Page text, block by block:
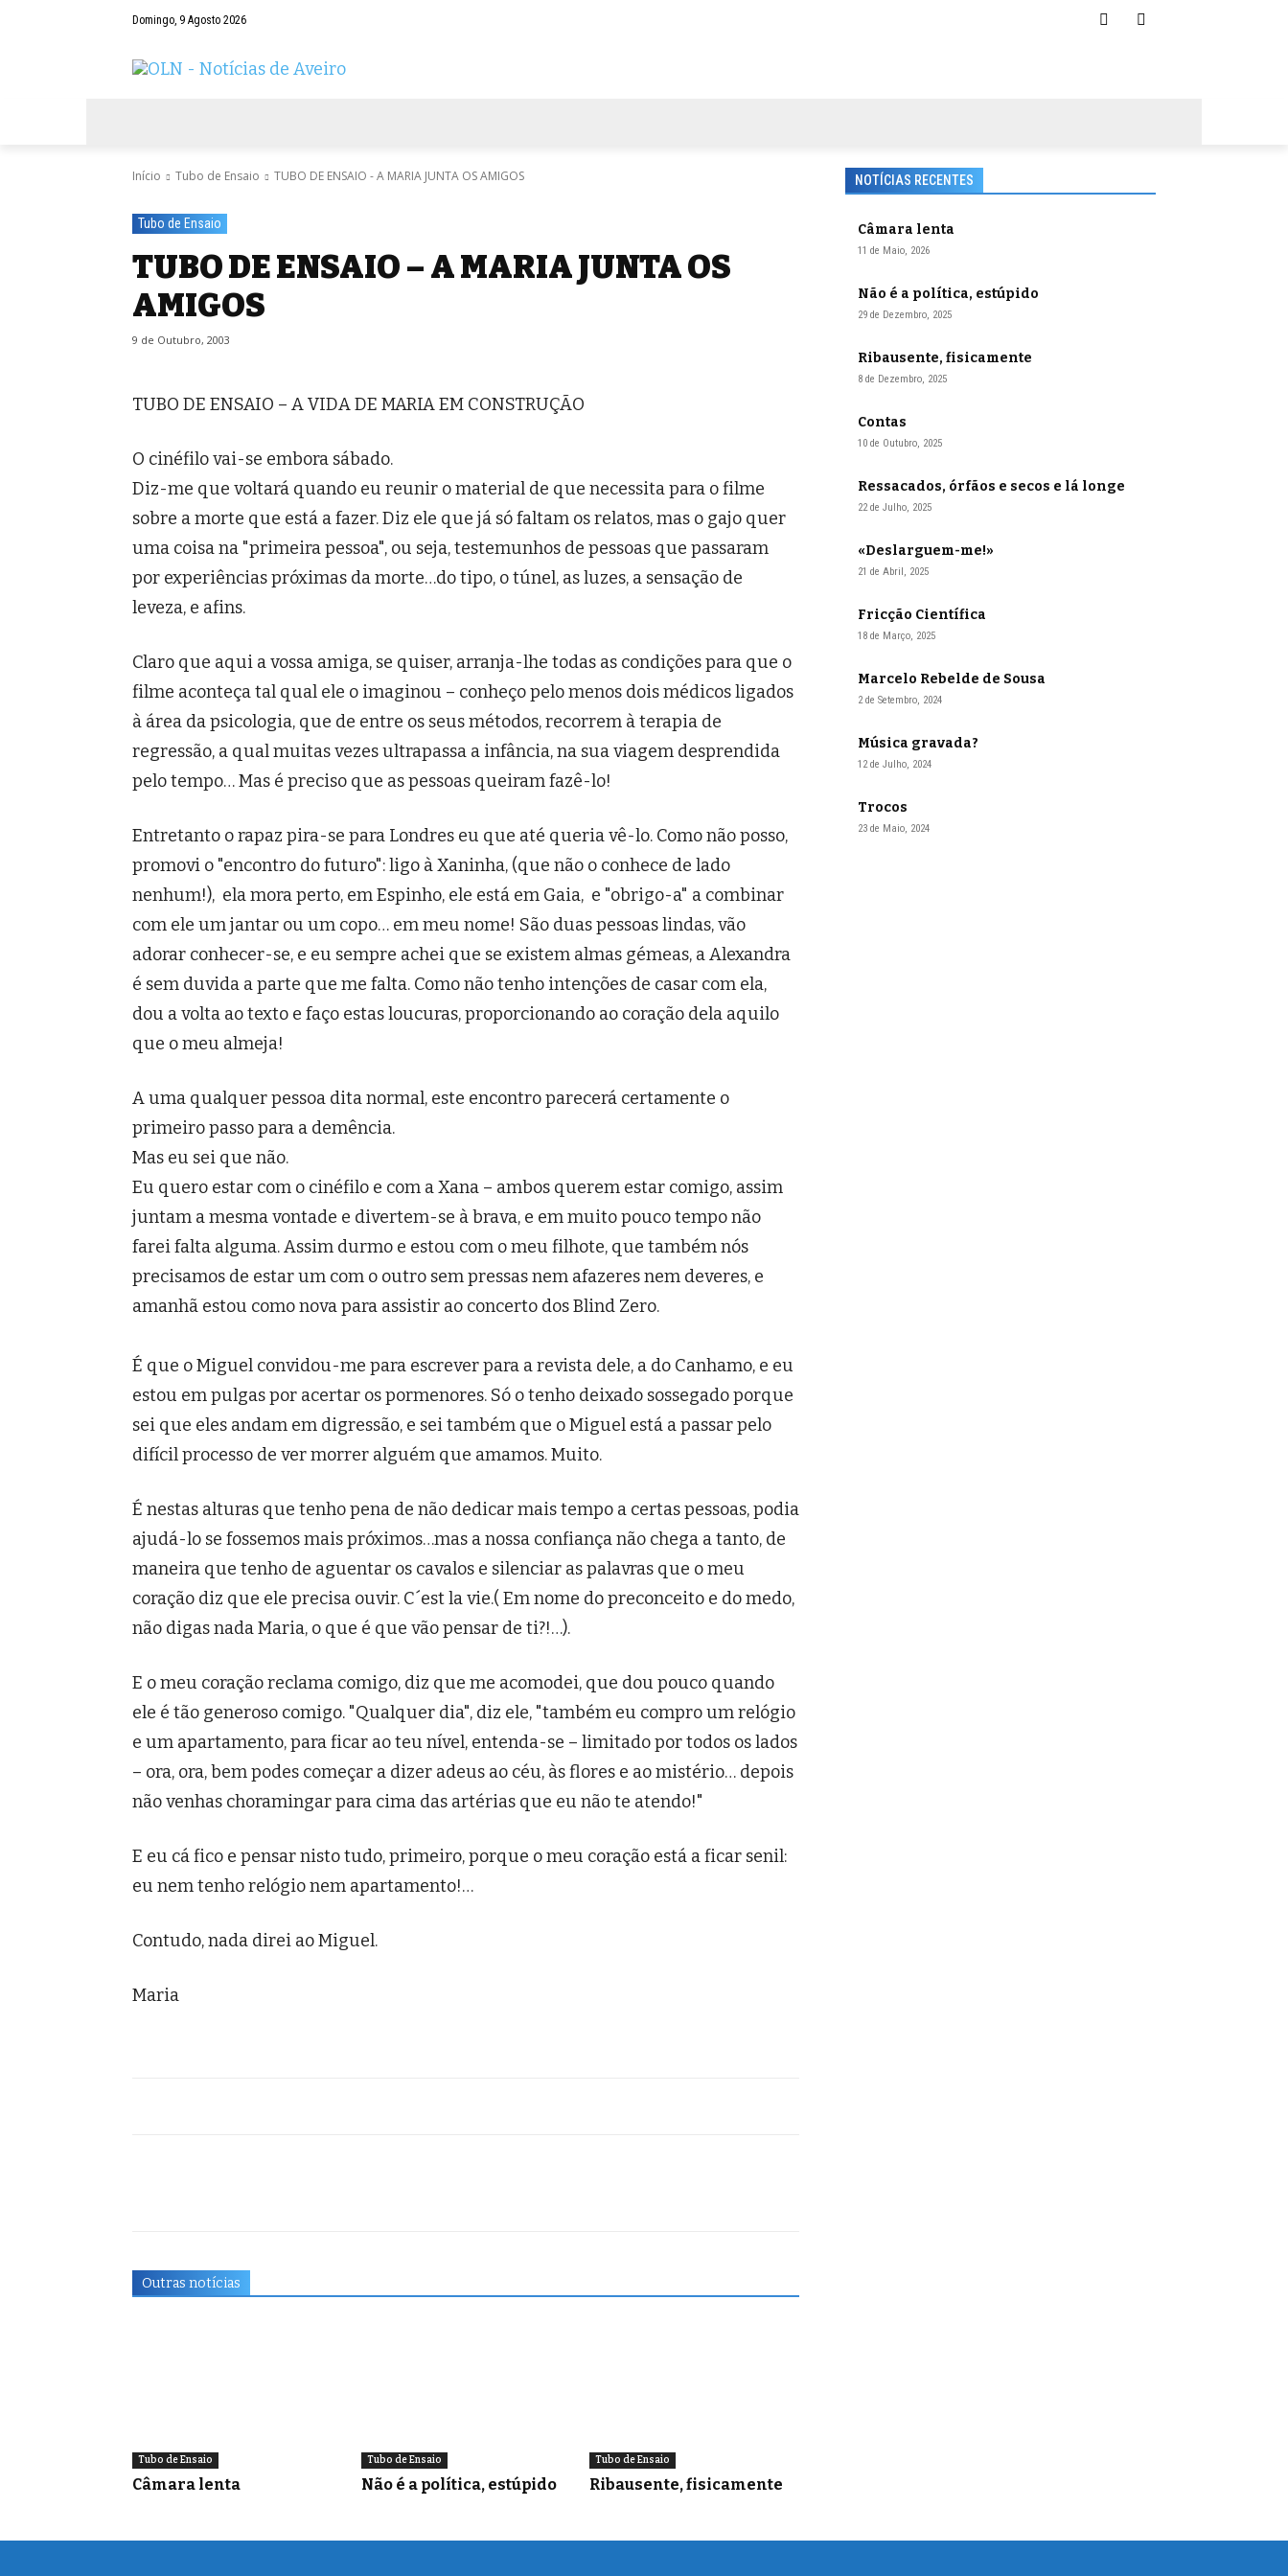
Domingo, 9 Agosto 2026
Início Tubo de Ensaio TUBO DE ENSAIO - A MARIA JUNTA OS AMIGOS
Tubo de Ensaio
TUBO DE ENSAIO – A MARIA JUNTA OS
AMIGOS
9 de Outubro, 2003
TUBO DE ENSAIO – A VIDA DE MARIA EM CONSTRUÇÃO
O cinéfilo vai-se embora sábado.
Diz-me que voltará quando eu reunir o material de que necessita para o filme
sobre a morte que está a fazer. Diz ele que já só faltam os relatos, mas o gajo quer
uma coisa na "primeira pessoa", ou seja, testemunhos de pessoas que passaram
por experiências próximas da morte…do tipo, o túnel, as luzes, a sensação de
leveza, e afins.
Claro que aqui a vossa amiga, se quiser, arranja-lhe todas as condições para que o
filme aconteça tal qual ele o imaginou – conheço pelo menos dois médicos ligados
à área da psicologia, que de entre os seus métodos, recorrem à terapia de
regressão, a qual muitas vezes ultrapassa a infância, na sua viagem desprendida
pelo tempo… Mas é preciso que as pessoas queiram fazê-lo!
Entretanto o rapaz pira-se para Londres eu que até queria vê-lo. Como não posso,
promovi o "encontro do futuro": ligo à Xaninha, (que não o conhece de lado
nenhum!), ela mora perto, em Espinho, ele está em Gaia, e "obrigo-a" a combinar
com ele um jantar ou um copo… em meu nome! São duas pessoas lindas, vão
adorar conhecer-se, e eu sempre achei que se existem almas gémeas, a Alexandra
é sem duvida a parte que me falta. Como não tenho intenções de casar com ela,
dou a volta ao texto e faço estas loucuras, proporcionando ao coração dela aquilo
que o meu almeja!
A uma qualquer pessoa dita normal, este encontro parecerá certamente o
primeiro passo para a demência.
Mas eu sei que não.
Eu quero estar com o cinéfilo e com a Xana – ambos querem estar comigo, assim
juntam a mesma vontade e divertem-se à brava, e em muito pouco tempo não
farei falta alguma. Assim durmo e estou com o meu filhote, que também nós
precisamos de estar um com o outro sem pressas nem afazeres nem deveres, e
amanhã estou como nova para assistir ao concerto dos Blind Zero.
É que o Miguel convidou-me para escrever para a revista dele, a do Canhamo, e eu
estou em pulgas por acertar os pormenores. Só o tenho deixado sossegado porque
sei que eles andam em digressão, e sei também que o Miguel está a passar pelo
difícil processo de ver morrer alguém que amamos. Muito.
É nestas alturas que tenho pena de não dedicar mais tempo a certas pessoas, podia
ajudá-lo se fossemos mais próximos…mas a nossa confiança não chega a tanto, de
maneira que tenho de aguentar os cavalos e silenciar as palavras que o meu
coração diz que ele precisa ouvir. C´est la vie.( Em nome do preconceito e do medo,
não digas nada Maria, o que é que vão pensar de ti?!…).
E o meu coração reclama comigo, diz que me acomodei, que dou pouco quando
ele é tão generoso comigo. "Qualquer dia", diz ele, "também eu compro um relógio
e um apartamento, para ficar ao teu nível, entenda-se – limitado por todos os lados
– ora, ora, bem podes começar a dizer adeus ao céu, às flores e ao mistério… depois
não venhas choramingar para cima das artérias que eu não te atendo!"
E eu cá fico e pensar nisto tudo, primeiro, porque o meu coração está a ficar senil:
eu nem tenho relógio nem apartamento!…
Contudo, nada direi ao Miguel.
Maria
Outras notícias
Tubo de Ensaio
Câmara lenta
Tubo de Ensaio
Não é a política, estúpido
Tubo de Ensaio
Ribausente, fisicamente
NOTÍCIAS RECENTES
Câmara lenta
11 de Maio, 2026
Não é a política, estúpido
29 de Dezembro, 2025
Ribausente, fisicamente
8 de Dezembro, 2025
Contas
10 de Outubro, 2025
Ressacados, órfãos e secos e lá longe
22 de Julho, 2025
«Deslarguem-me!»
21 de Abril, 2025
Fricção Científica
18 de Março, 2025
Marcelo Rebelde de Sousa
2 de Setembro, 2024
Música gravada?
12 de Julho, 2024
Trocos
23 de Maio, 2024